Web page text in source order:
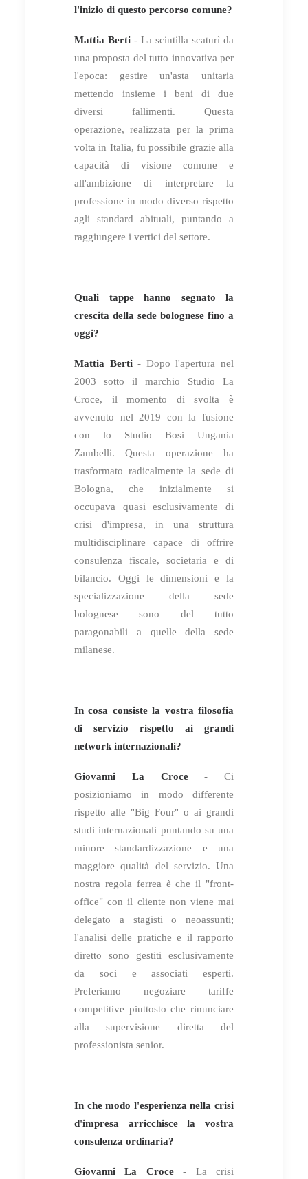
l'inizio di questo percorso comune?
Mattia Berti - La scintilla scaturì da
una proposta del tutto innovativa per
l'epoca: gestire un'asta unitaria
mettendo insieme i beni di due
diversi fallimenti. Questa
operazione, realizzata per la prima
volta in Italia, fu possibile grazie alla
capacità di visione comune e
all'ambizione di interpretare la
professione in modo diverso rispetto
agli standard abituali, puntando a
raggiungere i vertici del settore.
Quali tappe hanno segnato la
crescita della sede bolognese fino a
oggi?
Mattia Berti- Dopo l'apertura nel
2003 sotto il marchio Studio La
Croce, il momento di svolta è
avvenuto nel 2019 con la fusione
con lo Studio Bosi Ungania
Zambelli. Questa operazione ha
trasformato radicalmente la sede di
Bologna, che inizialmente si
occupava quasi esclusivamente di
crisi d'impresa, in una struttura
multidisciplinare capace di offrire
consulenza fiscale, societaria e di
bilancio. Oggi le dimensioni e la
specializzazione della sede
bolognese sono del tutto
paragonabili a quelle della sede
milanese.
In cosa consiste la vostra filosofia
di servizio rispetto ai grandi
network internazionali?
Giovanni La Croce- Ci
posizioniamo in modo differente
rispetto alle "Big Four" o ai grandi
studi internazionali puntando su una
minore standardizzazione e una
maggiore qualità del servizio. Una
nostra regola ferrea è che il "front-
office" con il cliente non viene mai
delegato a stagisti o neoassunti;
l'analisi delle pratiche e il rapporto
diretto sono gestiti esclusivamente
da soci e associati esperti.
Preferiamo negoziare tariffe
competitive piuttosto che rinunciare
alla supervisione diretta del
professionista senior.
In che modo l'esperienza nella crisi
d'impresa arricchisce la vostra
consulenza ordinaria?
Giovanni La Croce- La crisi